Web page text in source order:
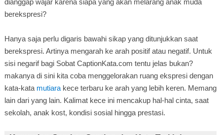
berekspresi?
Hanya saja perlu digaris bawahi sikap yang ditunjukkan saat
berekspresi. Artinya mengarah ke arah positif atau negatif. Untuk
sisi negarif bagi Sobat CaptionKata.com tentu jelas bukan?
makanya di sini kita coba menggelorakan ruang ekspresi dengan
kata-kata mutiarakece terbaru ke arah yang lebih keren. Memang
lain dari yang lain. Kalimat kece ini mencakup hal-hal cinta, saat
sekolah, anak kost, kondisi sosial hingga prestasi.